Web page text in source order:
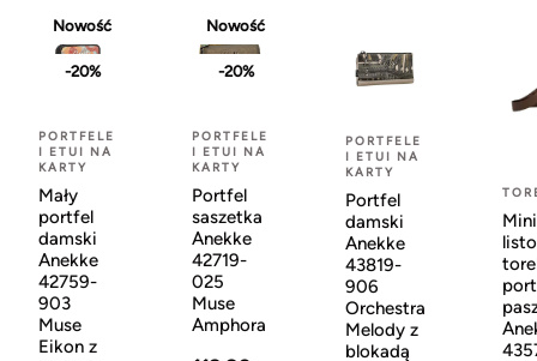
Nowość
-20%
PORTFELE
I ETUI NA
KARTY
Mały
portfel
damski
Anekke
42759-
903
Muse
Eikon z
Nowość
-20%
PORTFELE
I ETUI NA
KARTY
Portfel
saszetka
Anekke
42719-
025
Muse
Amphora
PORTFELE
I ETUI NA
KARTY
Portfel
damski
Anekke
43819-
906
Orchestra
Melody z
blokadą
Mini